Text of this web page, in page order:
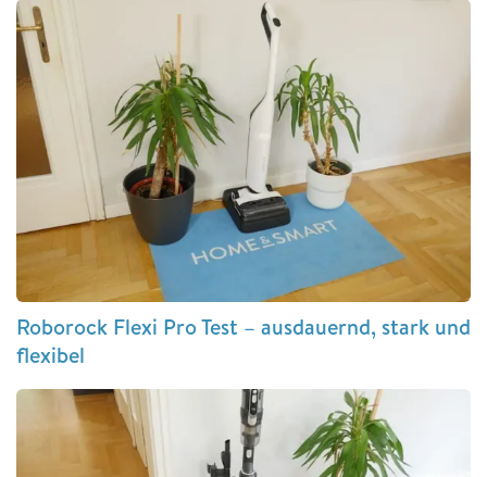
Roborock Flexi Pro Test – ausdauernd, stark und
flexibel